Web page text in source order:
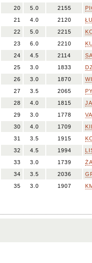
20
5.0 2155
21
4.0 2120
22
5.0 2215
23
6.0 2210
24
4.5 2114
25
3.0 1833
26
3.0 1870
27
3.5 2065
28
4.0 1815
29
3.0 1778
30
4.0 1709
31
3.5 1915
32
4.5 1994
33
3.0 1739
34
3.5 2036
35
3.0 1907